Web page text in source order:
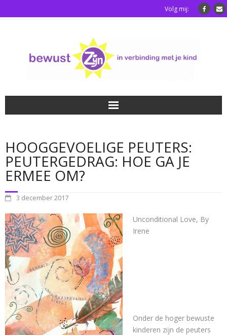
Volg mij:
Luisterkindafstemming
Blog
Over mij
Contact
HOOGGEVOELIGE PEUTERS:
PEUTERGEDRAG: HOE GA JE
ERMEE OM?
3 december 2017
Unconditional Love, By
Irene
Onder de hoger bewuste
kinderen zijn de peuters